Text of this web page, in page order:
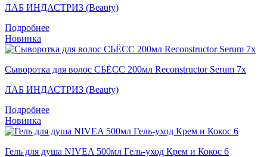
ЛАБ ИНДАСТРИЗ (Beauty)
Подробнее
Новинка
Сыворотка для волос СЬЁСС 200мл Reconstructor Serum 7x
ЛАБ ИНДАСТРИЗ (Beauty)
Подробнее
Новинка
Гель для душа NIVEA 500мл Гeль-уход Крем и Кокос 6